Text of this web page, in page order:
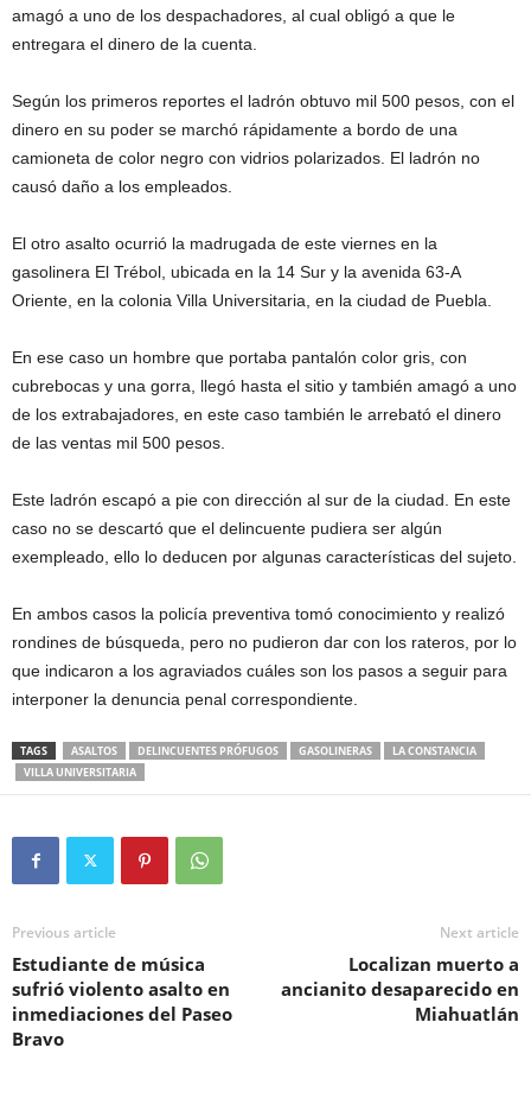
amagó a uno de los despachadores, al cual obligó a que le
entregara el dinero de la cuenta.
Según los primeros reportes el ladrón obtuvo mil 500 pesos, con el
dinero en su poder se marchó rápidamente a bordo de una
camioneta de color negro con vidrios polarizados. El ladrón no
causó daño a los empleados.
El otro asalto ocurrió la madrugada de este viernes en la
gasolinera El Trébol, ubicada en la 14 Sur y la avenida 63-A
Oriente, en la colonia Villa Universitaria, en la ciudad de Puebla.
En ese caso un hombre que portaba pantalón color gris, con
cubrebocas y una gorra, llegó hasta el sitio y también amagó a uno
de los extrabajadores, en este caso también le arrebató el dinero
de las ventas mil 500 pesos.
Este ladrón escapó a pie con dirección al sur de la ciudad. En este
caso no se descartó que el delincuente pudiera ser algún
exempleado, ello lo deducen por algunas características del sujeto.
En ambos casos la policía preventiva tomó conocimiento y realizó
rondines de búsqueda, pero no pudieron dar con los rateros, por lo
que indicaron a los agraviados cuáles son los pasos a seguir para
interponer la denuncia penal correspondiente.
TAGS ASALTOS DELINCUENTES PRÓFUGOS GASOLINERAS
LA CONSTANCIA
VILLA UNIVERSITARIA
Previous article
Estudiante de música
sufrió violento asalto en
inmediaciones del Paseo
Bravo
Next article
Localizan muerto a
ancianito desaparecido en
Miahuatlán